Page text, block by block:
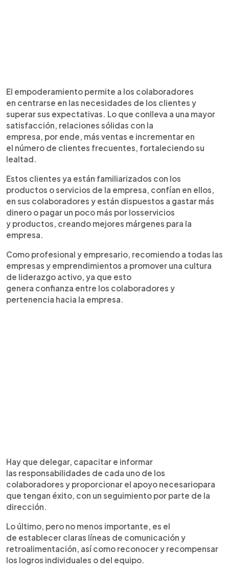
El empoderamiento permite a los colaboradores
en centrarse en las necesidades de los clientes y
superar sus expectativas. Lo que conlleva a una mayor
satisfacción, relaciones sólidas con la
empresa, por ende, más ventas e incrementar en
el número de clientes frecuentes, fortaleciendo su
lealtad.
Estos clientes ya están familiarizados con los
productos o servicios de la empresa, confían en ellos,
en sus colaboradores y están dispuestos a gastar más
dinero o pagar un poco más por losservicios
y productos, creando mejores márgenes para la
empresa.
Como profesional y empresario, recomiendo a todas las
empresas y emprendimientos a promover una cultura
de liderazgo activo, ya que esto
genera confianza entre los colaboradores y
pertenencia hacia la empresa.
Hay que delegar, capacitar e informar
las responsabilidades de cada uno de los
colaboradores y proporcionar el apoyo necesariopara
que tengan éxito, con un seguimiento por parte de la
dirección.
Lo último, pero no menos importante, es el
de establecer claras líneas de comunicación y
retroalimentación, así como reconocer y recompensar
los logros individuales o del equipo.